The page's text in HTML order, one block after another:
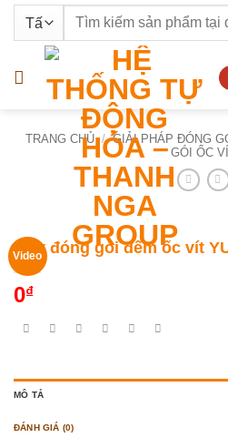
nội
Tìm
TRANG CHỦ / GIẢI PHÁP ĐÓNG
GÓI ỐC
Video
Máy đóng gói đếm ốc vít
0₫
MÔ TẢ
ĐÁNH GIÁ (0)